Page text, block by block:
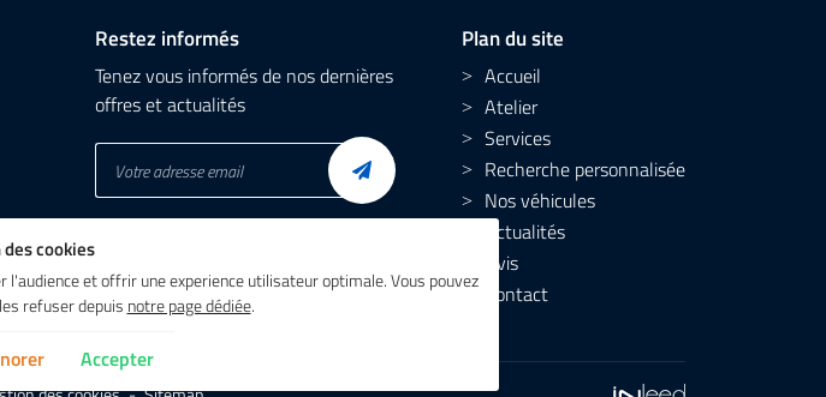
Restez informés
Tenez vous informés de nos dernières
offres et actualités
Plan du site
Accueil
Atelier
Services
Recherche personnalisée
Nos véhicules
Actualités
Avis
Contact
cookies
et offrir une experience utilisateur optimale. Vous pouvez
refuser depuis notre page dédiée.
Accepter